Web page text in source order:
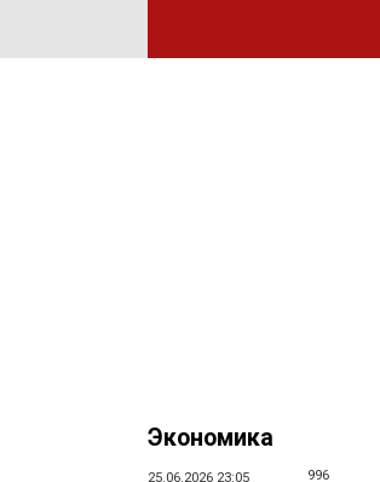
Экономика
25.06.2026 23:05 996